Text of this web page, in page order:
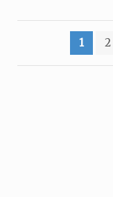
pagination
1 2